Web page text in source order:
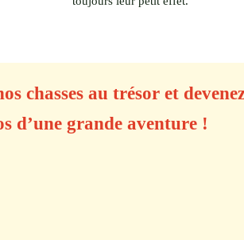
chasses au trésor et
d’une grande aventure !